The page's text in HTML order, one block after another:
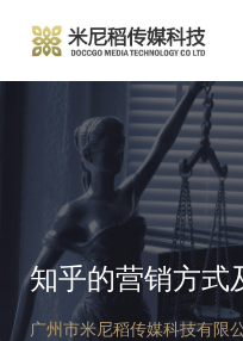
到
知乎的营销方式
广州市米尼稻传媒科技有限